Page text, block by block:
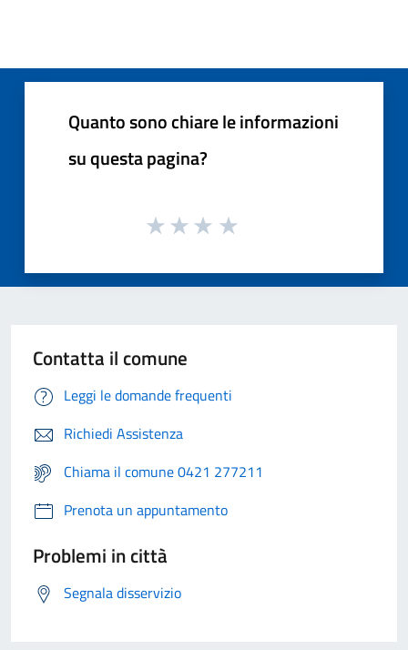
Quanto sono chiare le informazioni
su questa pagina?
Contatta il comune
Leggi le domande frequenti
Richiedi Assistenza
Chiama il comune 0421 277211
Prenota un appuntamento
Problemi in città
Segnala disservizio